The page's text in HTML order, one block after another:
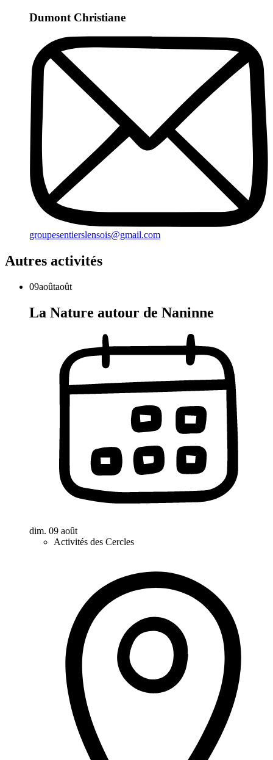
Dumont Christiane
groupesentierslensois@gmail.com
Autres activités
09aoûtaoût
La Nature autour de Naninne
dim. 09 août
Activités des Cercles